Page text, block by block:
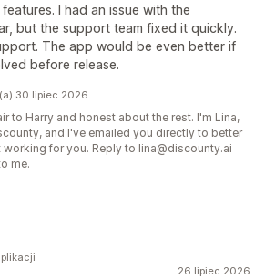
I had an issue with the
but the support team fixed it quickly.
The app would be even better if
before release.
30 lipiec 2026
to Harry and honest about the rest. I'm Lina,
and I've emailed you directly to better
for you. Reply to lina@discounty.ai
me.
26 lipiec 2026